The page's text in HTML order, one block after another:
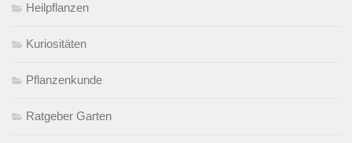
Heilpflanzen
Kuriositäten
Pflanzenkunde
Ratgeber Garten